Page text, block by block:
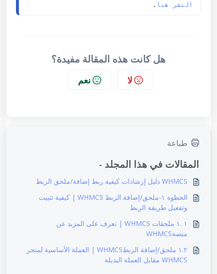
النقر هنا.
هل كانت هذه المقالة مفيدة؟
لا نعم
طباعة
المقالات في هذا المجلد -
WHMCS دليل إرشادات كيفية ربط إضافة/ملحق الربط
الخطوة ١-ملحق/إضافة الربط WHMCS | كيفية تثبيت
وتفعيل طريقة الربط
١ .١ ملحقات WHMCS | تعرف على المزيد عن
منصةWHMCS
١.٢ ملحق/إضافة الربطWHMCS | العملة الأساسية لمتجر
WHMCS مقابل العملة البديلة